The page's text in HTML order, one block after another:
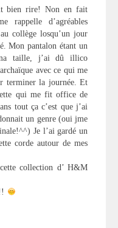
bien rire! Non en fait
rappelle d’agréables
collège losqu’un jour
Mon pantalon étant un
taille, j’ai dû illico
avec ce qui me
terminer la journée. Et
qui me fit office de
tout ça c’est que j’ai
un genre (oui jme
Je l’ai gardé un
corde autour de mes
collection d’ H&M